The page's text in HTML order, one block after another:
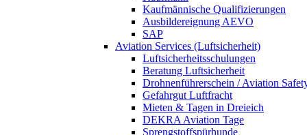
Kaufmännische Qualifizierungen
Ausbildereignung AEVO
SAP
Aviation Services (Luftsicherheit)
Luftsicherheitsschulungen
Beratung Luftsicherheit
Drohnenführerschein / Aviation
Gefahrgut Luftfracht
Mieten & Tagen in Dreieich
DEKRA Aviation Tage
Sprengstoffspürhunde